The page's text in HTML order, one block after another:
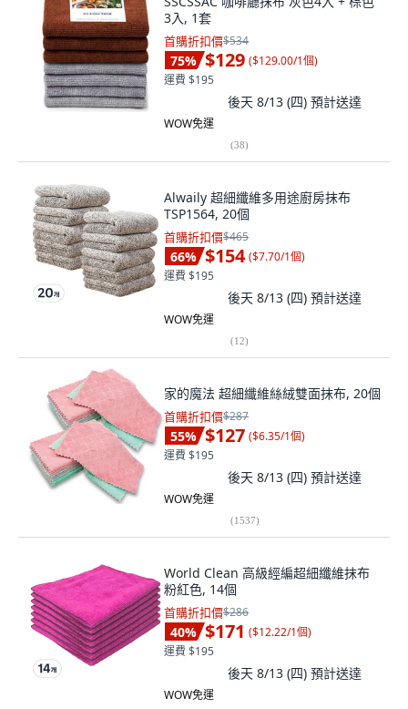
3入, 1套
首購折扣價$534
75% $129 ($129.00/1個)
運費 $195
後天 8/13 (四) 預計送達
WOW免運
(38)
Alwaily 超細纖維多用途廚房抹布
TSP1564, 20個
首購折扣價$465
66% $154 ($7.70/1個)
運費 $195
後天 8/13 (四) 預計送達
WOW免運
(12)
家的魔法 超細纖維絲絨雙面抹布, 20個
首購折扣價$287
55% $127 ($6.35/1個)
運費 $195
後天 8/13 (四) 預計送達
WOW免運
(1537)
World Clean 高級經編超細纖維抹布
粉紅色, 14個
首購折扣價$286
40% $171 ($12.22/1個)
運費 $195
後天 8/13 (四) 預計送達
WOW免運